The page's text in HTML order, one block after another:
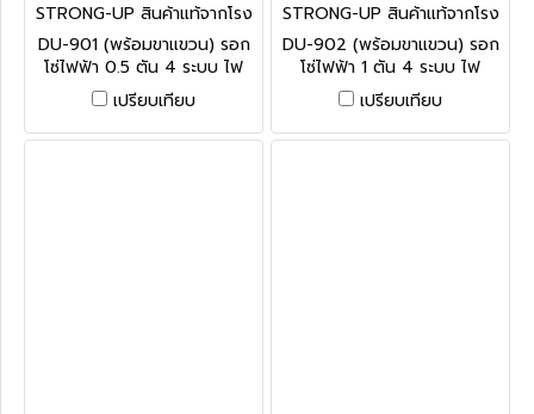
STRONG-UP สินค้าแท้จากโรง
งานผู้ผลิต DU-901 (พร้อมขาแ
ขวน)
DU-901 (พร้อมขาแขวน) รอก
โซ่ไฟฟ้า 0.5 ตัน 4 ระบบ ไฟ
220V โซ่ยาว 6 เมตร พร้อมขา
แขวน STRONG-UP Electric
mini chain hoist (Taiwan)
เปรียบเทียบ
STRONG-UP สินค้าแท้จากโรง
งานผู้ผลิต DU-902 (พร้อมขาแ
ขวน)
DU-902 (พร้อมขาแขวน) รอก
โซ่ไฟฟ้า 1 ตัน 4 ระบบ ไฟ
220V โซ่ยาว 6 เมตร พร้อมขา
แขวน STRONG-UP Electric
mini chain hoist (Taiwan)
เปรียบเทียบ